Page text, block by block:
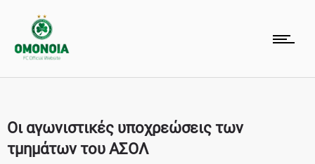
Οι αγωνιστικές υποχρεώσεις των
τμημάτων του ΑΣΟΛ